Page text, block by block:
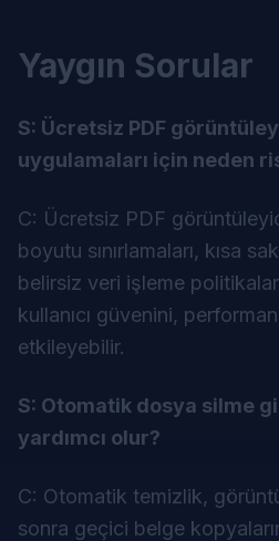
Yaygın Sorular
S: Ücretsiz PDF
uygulamaları için neden
C: Ücretsiz PDF
boyutu sınırlamaları, kısa
belirsiz veri işleme
kullanıcı güvenini,
etkileyebilir.
S: Otomatik dosya silme
yardımcı olur?
C: Otomatik temizlik,
sonra geçici belge